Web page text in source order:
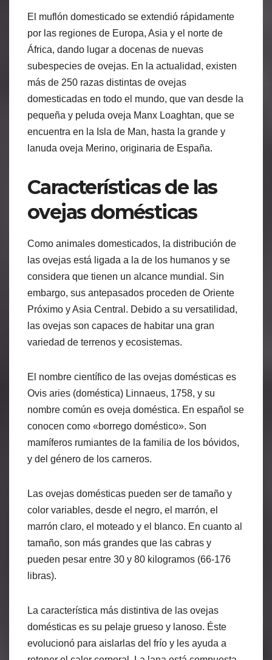
El muflón domesticado se extendió rápidamente
por las regiones de Europa, Asia y el norte de
África, dando lugar a docenas de nuevas
subespecies de ovejas. En la actualidad, existen
más de 250 razas distintas de ovejas
domesticadas en todo el mundo, que van desde la
pequeña y peluda oveja Manx Loaghtan, que se
encuentra en la Isla de Man, hasta la grande y
lanuda oveja Merino, originaria de España.
Características de las
ovejas domésticas
Como animales domesticados, la distribución de
las ovejas está ligada a la de los humanos y se
considera que tienen un alcance mundial. Sin
embargo, sus antepasados proceden de Oriente
Próximo y Asia Central. Debido a su versatilidad,
las ovejas son capaces de habitar una gran
variedad de terrenos y ecosistemas.
El nombre científico de las ovejas domésticas es
Ovis aries (doméstica) Linnaeus, 1758, y su
nombre común es oveja doméstica. En español se
conocen como «borrego doméstico». Son
mamíferos rumiantes de la familia de los bóvidos,
y del género de los carneros.
Las ovejas domésticas pueden ser de tamaño y
color variables, desde el negro, el marrón, el
marrón claro, el moteado y el blanco. En cuanto al
tamaño, son más grandes que las cabras y
pueden pesar entre 30 y 80 kilogramos (66-176
libras).
La característica más distintiva de las ovejas
domésticas es su pelaje grueso y lanoso. Éste
evolucionó para aislarlas del frío y les ayuda a